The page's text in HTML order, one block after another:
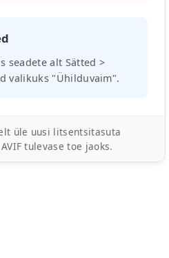
seadete alt Sätted >
valikuks "Ühilduvaim".
üle uusi litsentsitasuta
tulevase toe jaoks.